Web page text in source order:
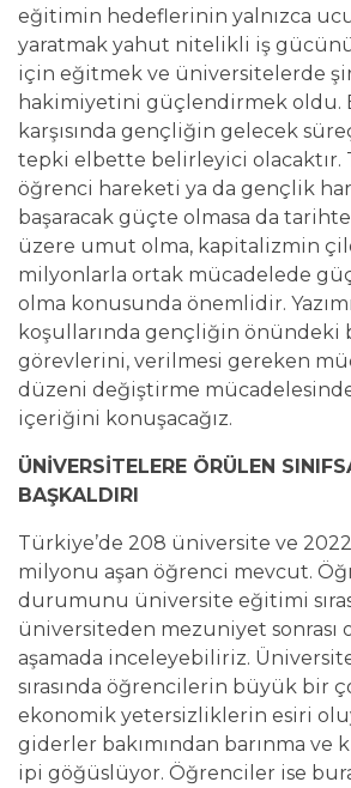
eğitimin hedeflerinin yalnızca
yaratmak yahut nitelikli iş
için eğitmek ve üniversitelerde
hakimiyetini güçlendirmek oldu.
karşısında gençliğin gelecek
tepki elbette belirleyici olacaktır.
öğrenci hareketi ya da gençlik
başaracak güçte olmasa da
üzere umut olma, kapitalizmin
milyonlarla ortak mücadelede
olma konusunda önemlidir.
koşullarında gençliğin önündeki
görevlerini, verilmesi gereken
düzeni değiştirme
içeriğini konuşacağız.
ÜNİVERSİTELERE ÖRÜLEN
BAŞKALDIRI
Türkiye’de 208 üniversite ve 2022
milyonu aşan öğrenci mevcut.
durumunu üniversite eğitimi
üniversiteden mezuniyet sonrası
aşamada inceleyebiliriz.
sırasında öğrencilerin büyük bir
ekonomik yetersizliklerin esiri
giderler bakımından barınma ve
ipi göğüslüyor. Öğrenciler ise